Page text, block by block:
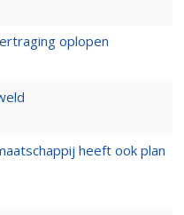
oplopen
heeft ook plan